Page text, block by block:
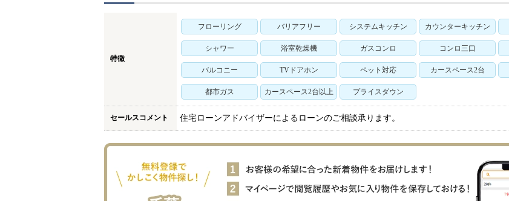
特徴
フローリング バリアフリー システムキッチン カウンターキッチン
シャワー 浴室乾燥機 ガスコンロ コンロ三口
バルコニー TVドアホン ペット対応 カースペース2台
都市ガス カースペース2台以上 プライスダウン
セールスコメント 住宅ローンアドバイザーによるローンのご相談承ります。